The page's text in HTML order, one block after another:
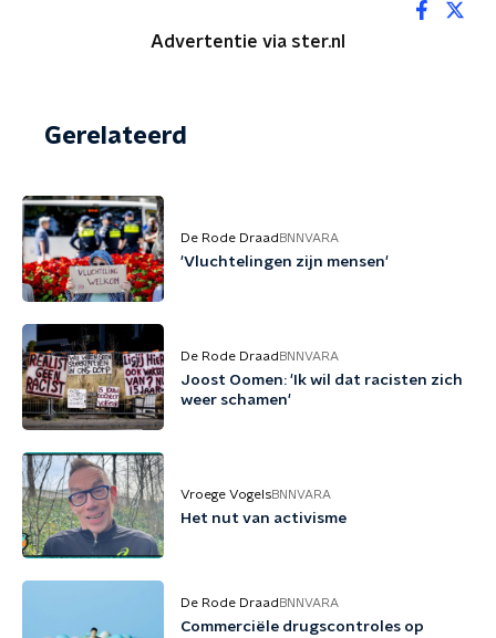
Advertentie via ster.nl
Gerelateerd
De Rode Draad BNNVARA
'Vluchtelingen zijn mensen'
De Rode Draad BNNVARA
Joost Oomen: 'Ik wil dat racisten zich
weer schamen'
Vroege VogelsBNNVARA
Het nut van activisme
De Rode Draad BNNVARA
Commerciële drugscontroles op